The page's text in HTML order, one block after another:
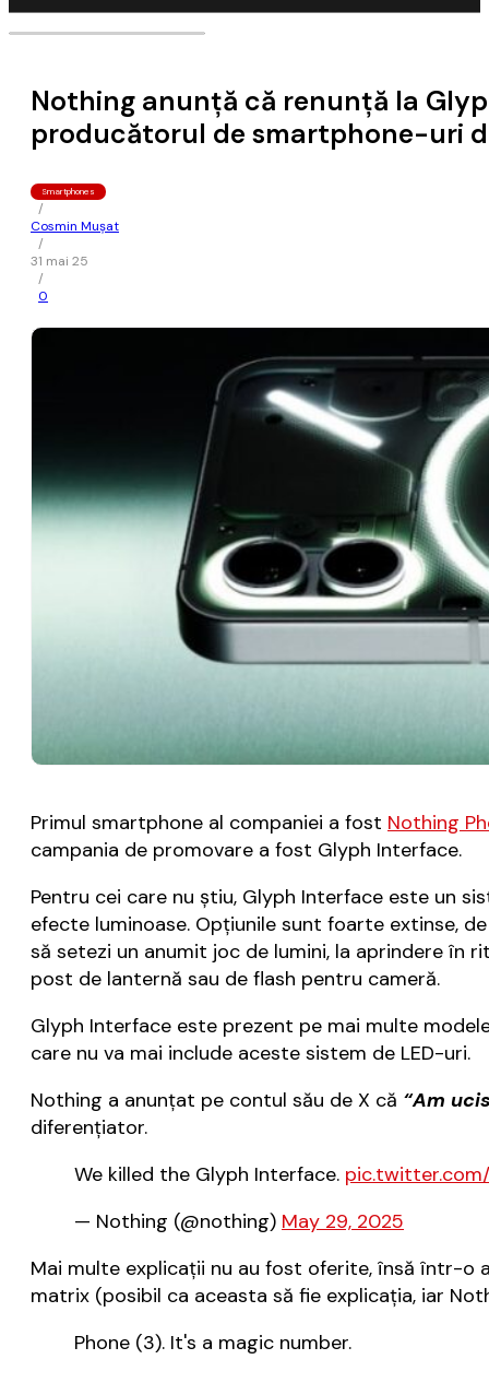
Nothing anunţă că renunţă la
producătorul de smartphone-uri
Smartphones
/
Cosmin Mușat
/
31 mai 25
/
0
Primul smartphone al companiei a fost Nothing
campania de promovare a fost Glyph Interface.
Pentru cei care nu ştiu, Glyph Interface este un
efecte luminoase. Opțiunile sunt foarte extinse,
să setezi un anumit joc de lumini, la aprindere în
post de lanternă sau de flash pentru cameră.
Glyph Interface este prezent pe mai multe
care nu va mai include aceste sistem de LED-uri.
Nothing a anunţat pe contul său de X că “Am
diferenţiator.
We killed the Glyph Interface.
— Nothing (@nothing) May 29, 2025
Mai multe explicaţii nu au fost oferite, însă într-o
matrix (posibil ca aceasta să fie explicaţia, iar
Phone (3). It's a magic number.